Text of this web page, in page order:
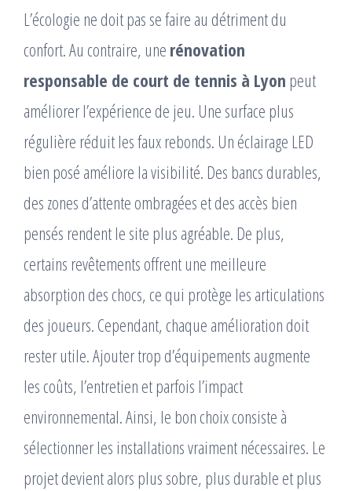
L’écologie ne doit pas se faire au détriment du
confort. Au contraire, une rénovation
responsable de court de tennis à Lyon peut
améliorer l’expérience de jeu. Une surface plus
régulière réduit les faux rebonds. Un éclairage LED
bien posé améliore la visibilité. Des bancs durables,
des zones d’attente ombragées et des accès bien
pensés rendent le site plus agréable. De plus,
certains revêtements offrent une meilleure
absorption des chocs, ce qui protège les articulations
des joueurs. Cependant, chaque amélioration doit
rester utile. Ajouter trop d’équipements augmente
les coûts, l’entretien et parfois l’impact
environnemental. Ainsi, le bon choix consiste à
sélectionner les installations vraiment nécessaires. Le
projet devient alors plus sobre, plus durable et plus